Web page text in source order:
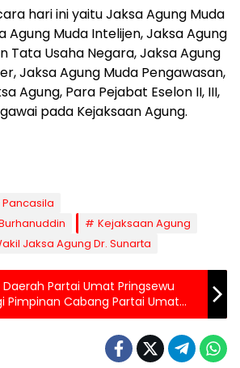
hari ini yaitu Jaksa Agung Muda
Agung Muda Intelijen, Jaksa Agung
Tata Usaha Negara, Jaksa Agung
Jaksa Agung Muda Pengawasan,
Agung, Para Pejabat Eselon II, III,
pada Kejaksaan Agung.
Pancasila
Kejaksaan Agung
Jaksa Agung Dr. Sunarta
Partai Umat Pringsewu
Pimpinan Cabang Partai Umat